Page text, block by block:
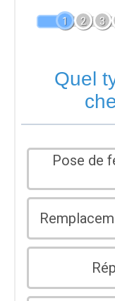
1 2 3
Quel
Pose de